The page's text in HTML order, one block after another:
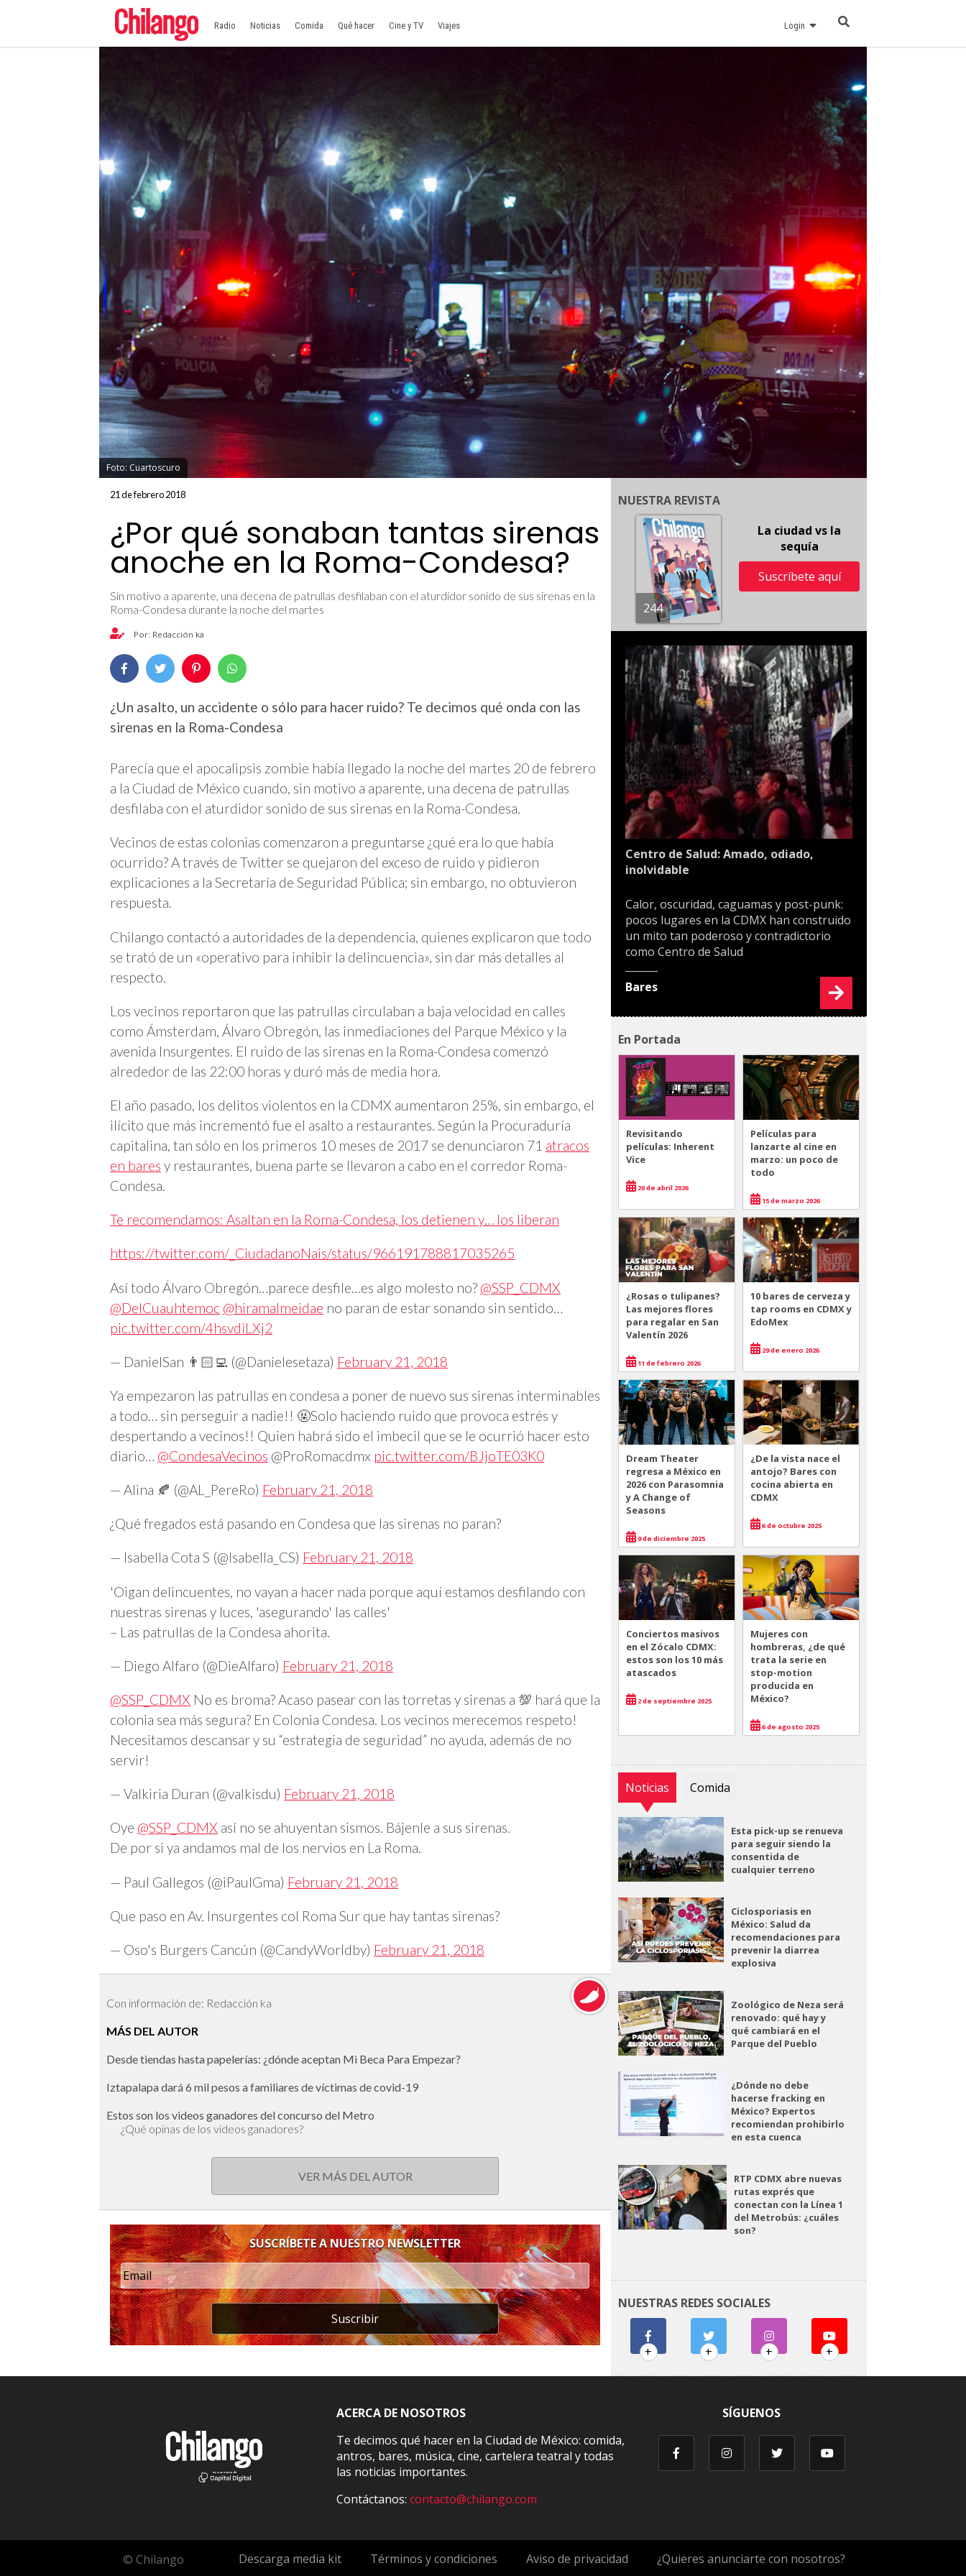
Radio Noticias Comida Qué hacer Cine y TV Viajes Login
Foto: Cuartoscuro
21 de febrero 2018
¿Por qué sonaban tantas sirenas
anoche en la Roma-Condesa?
Sin motivo a aparente, una decena de patrullas desfilaban con el aturdidor sonido de sus sirenas en la
Roma-Condesa durante la noche del martes
Por: Redacción ka
¿Un asalto, un accidente o sólo para hacer ruido? Te decimos qué onda con las
sirenas en la Roma-Condesa
Parecía que el apocalipsis zombie había llegado la noche del martes 20 de febrero
a la Ciudad de México cuando, sin motivo a aparente, una decena de patrullas
desfilaba con el aturdidor sonido de sus sirenas en la Roma-Condesa.
Vecinos de estas colonias comenzaron a preguntarse ¿qué era lo que había
ocurrido? A través de Twitter se quejaron del exceso de ruido y pidieron
explicaciones a la Secretaría de Seguridad Pública; sin embargo, no obtuvieron
respuesta.
Chilango contactó a autoridades de la dependencia, quienes explicaron que todo
se trató de un «operativo para inhibir la delincuencia», sin dar más detalles al
respecto.
Los vecinos reportaron que las patrullas circulaban a baja velocidad en calles
como Ámsterdam, Álvaro Obregón, las inmediaciones del Parque México y la
avenida Insurgentes. El ruido de las sirenas en la Roma-Condesa comenzó
alrededor de las 22:00 horas y duró más de media hora.
El año pasado, los delitos violentos en la CDMX aumentaron 25%, sin embargo, el
ilícito que más incrementó fue el asalto a restaurantes. Según la Procuraduría
capitalina, tan sólo en los primeros 10 meses de 2017 se denunciaron 71 atracos
en bares y restaurantes, buena parte se llevaron a cabo en el corredor Roma-
Condesa.
Te recomendamos: Asaltan en la Roma-Condesa, los detienen y… los liberan
https://twitter.com/_CiudadanoNais/status/966191788817035265
Así todo Álvaro Obregón…parece desfile…es algo molesto no? @SSP_CDMX
@DelCuauhtemoc @hiramalmeidae no paran de estar sonando sin sentido…
pic.twitter.com/4hsvdiLXj2
— DanielSan 👨🏻‍💻 (@Danielesetaza) February 21, 2018
Ya empezaron las patrullas en condesa a poner de nuevo sus sirenas interminables
a todo… sin perseguir a nadie!! 🤬Solo haciendo ruido que provoca estrés y
despertando a vecinos!! Quien habrá sido el imbecil que se le ocurrió hacer esto
diario… @CondesaVecinos @ProRomacdmx pic.twitter.com/BJjoTE03K0
— Alina 🍂 (@AL_PereRo) February 21, 2018
¿Qué fregados está pasando en Condesa que las sirenas no paran?
— Isabella Cota S (@Isabella_CS) February 21, 2018
'Oigan delincuentes, no vayan a hacer nada porque aquí estamos desfilando con
nuestras sirenas y luces, 'asegurando' las calles'
– Las patrullas de la Condesa ahorita.
— Diego Alfaro (@DieAlfaro) February 21, 2018
@SSP_CDMX No es broma? Acaso pasear con las torretas y sirenas a 💯 hará que la
colonia sea más segura? En Colonia Condesa. Los vecinos merecemos respeto!
Necesitamos descansar y su “estrategia de seguridad” no ayuda, además de no
servir!
— Valkiria Duran (@valkisdu) February 21, 2018
Oye @SSP_CDMX así no se ahuyentan sismos. Bájenle a sus sirenas.
De por si ya andamos mal de los nervios en La Roma.
— Paul Gallegos (@iPaulGma) February 21, 2018
Que paso en Av. Insurgentes col Roma Sur que hay tantas sirenas?
— Oso's Burgers Cancún (@CandyWorldby) February 21, 2018
Con información de: Redacción ka
MÁS DEL AUTOR
Desde tiendas hasta papelerías: ¿dónde aceptan Mi Beca Para Empezar?
Iztapalapa dará 6 mil pesos a familiares de víctimas de covid-19
Estos son los videos ganadores del concurso del Metro
¿Qué opinas de los videos ganadores?
VER MÁS DEL AUTOR
SUSCRÍBETE A NUESTRO NEWSLETTER
Suscribir
NUESTRA REVISTA
244
La ciudad vs la
sequía
Suscríbete aquí
Centro de Salud: Amado, odiado,
inolvidable
Calor, oscuridad, caguamas y post-punk:
pocos lugares en la CDMX han construido
un mito tan poderoso y contradictorio
como Centro de Salud
Bares
En Portada
Revisitando
películas: Inherent
Vice
20 de abril 2026
Películas para
lanzarte al cine en
marzo: un poco de
todo
15 de marzo 2026
¿Rosas o tulipanes?
Las mejores flores
para regalar en San
Valentín 2026
11 de febrero 2026
10 bares de cerveza y
tap rooms en CDMX y
EdoMex
29 de enero 2026
Dream Theater
regresa a México en
2026 con Parasomnia
y A Change of
Seasons
9 de diciembre 2025
¿De la vista nace el
antojo? Bares con
cocina abierta en
CDMX
6 de octubre 2025
Conciertos masivos
en el Zócalo CDMX:
estos son los 10 más
atascados
2 de septiembre 2025
Mujeres con
hombreras, ¿de qué
trata la serie en
stop-motion
producida en
México?
6 de agosto 2025
Noticias Comida
Esta pick-up se renueva
para seguir siendo la
consentida de
cualquier terreno
Ciclosporiasis en
México: Salud da
recomendaciones para
prevenir la diarrea
explosiva
Zoológico de Neza será
renovado: qué hay y
qué cambiará en el
Parque del Pueblo
¿Dónde no debe
hacerse fracking en
México? Expertos
recomiendan prohibirlo
en esta cuenca
RTP CDMX abre nuevas
rutas exprés que
conectan con la Línea 1
del Metrobús: ¿cuáles
son?
NUESTRAS REDES SOCIALES
+ + + +
ACERCA DE NOSOTROS
Te decimos qué hacer en la Ciudad de México: comida,
antros, bares, música, cine, cartelera teatral y todas
las noticias importantes.
Contáctanos:contacto@chilango.com
SÍGUENOS
© Chilango Descarga media kit Términos y condiciones Aviso de privacidad ¿Quieres anunciarte con nosotros?